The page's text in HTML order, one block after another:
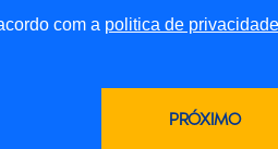
com a politica de privacidade